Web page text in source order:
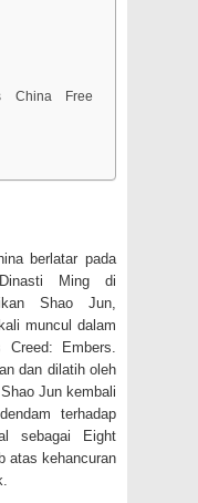
China Free
berlatar pada
Ming di
Shao Jun,
muncul dalam
Embers.
dan dilatih oleh
Jun kembali
terhadap
sebagai Eight
atas kehancuran